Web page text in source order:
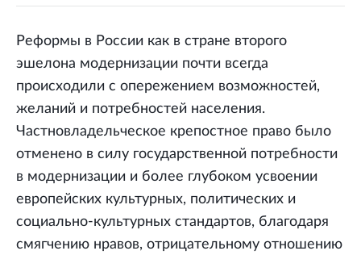
Реформы в России как в стране второго
эшелона модернизации почти всегда
происходили с опережением возможностей,
желаний и потребностей населения.
Частновладельческое крепостное право было
отменено в силу государственной потребности
в модернизации и более глубоком усвоении
европейских культурных, политических и
социально-культурных стандартов, благодаря
смягчению нравов, отрицательному отношению